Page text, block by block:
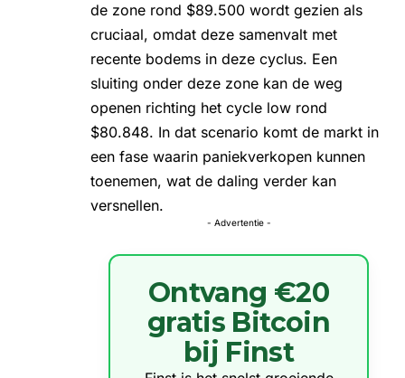
de zone rond $89.500 wordt gezien als
cruciaal, omdat deze samenvalt met
recente bodems in deze cyclus. Een
sluiting onder deze zone kan de weg
openen richting het cycle low rond
$80.848. In dat scenario komt de markt in
een fase waarin paniekverkopen kunnen
toenemen, wat de daling verder kan
versnellen.
- Advertentie -
Ontvang €20
gratis Bitcoin
bij Finst